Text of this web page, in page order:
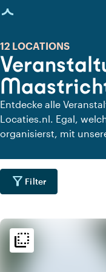
geladen
12 LOCATIONS
Entdecke alle
Locaties.nl. Egal,
organisierst, mit
filter_alt Filter
flip_to_back
flip_to_back